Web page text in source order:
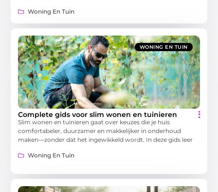
Woning En Tuin
WONING EN TUIN
Complete gids voor slim wonen en tuinieren
Slim wonen en tuinieren gaat over keuzes die je huis
comfortabeler, duurzamer en makkelijker in onderhoud
maken—zonder dat het ingewikkeld wordt. In deze gids leer
Woning En Tuin